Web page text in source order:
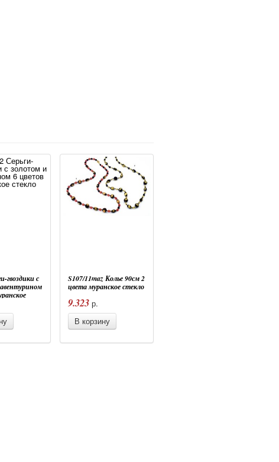
гвоздики с
S107/11maz Колье 90см 2
цвета муранское стекло
9.323р.
В корзину